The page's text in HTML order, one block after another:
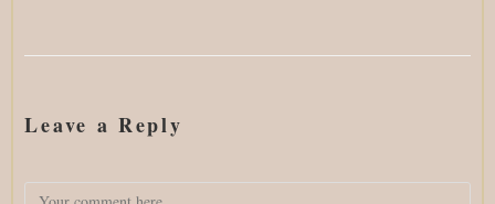
Leave a Reply
Comment